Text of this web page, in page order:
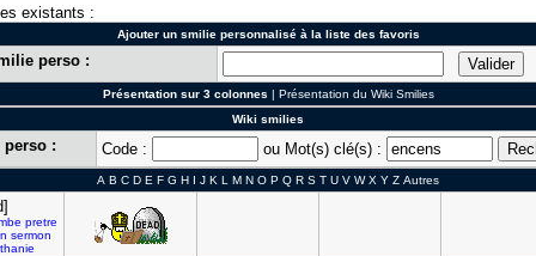
existants :
Ajouter un smilie personnalisé à la liste des favoris
perso :
Présentation sur 3 colonnes | Présentation du Wiki Smilies
Wiki smilies
perso : Code : ou Mot(s) clé(s) :
A B C D E F G H I J K L M N O P Q R S T U V W X Y Z Autres
pretre
sermon